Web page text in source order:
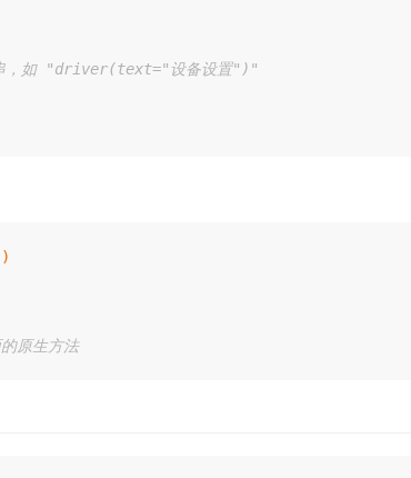
)
# self.click_screenshot(find_by_str, api_value)#直接去点击 或者直接用下面的原生方法